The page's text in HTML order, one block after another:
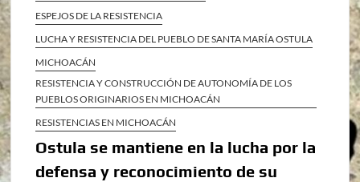
ESPEJOS DE LA RESISTENCIA
LUCHA Y RESISTENCIA DEL PUEBLO DE SANTA MARÍA OSTULA
MICHOACÁN
RESISTENCIA Y CONSTRUCCIÓN DE AUTONOMÍA DE LOS
PUEBLOS ORIGINARIOS EN MICHOACÁN
RESISTENCIAS EN MICHOACÁN
Ostula se mantiene en la lucha por la
defensa y reconocimiento de su